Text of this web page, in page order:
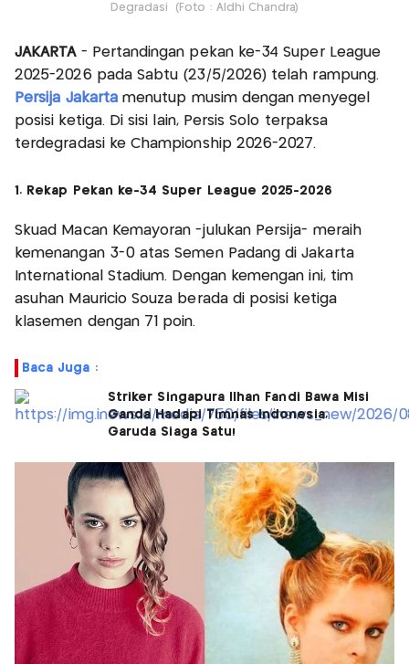
Degradasi (Foto : Aldhi Chandra)
JAKARTA- Pertandingan pekan ke-34 Super League
2025-2026 pada Sabtu (23/5/2026) telah rampung.
Persija Jakartamenutup musim dengan menyegel
posisi ketiga. Di sisi lain, Persis Solo terpaksa
terdegradasi ke Championship 2026-2027.
1. Rekap Pekan ke-34 Super League 2025-2026
Skuad Macan Kemayoran -julukan Persija- meraih
kemenangan 3-0 atas Semen Padang di Jakarta
International Stadium. Dengan kemengan ini, tim
asuhan Mauricio Souza berada di posisi ketiga
klasemen dengan 71 poin.
Baca Juga :
Striker Singapura Ilhan Fandi Bawa Misi
Ganda Hadapi Timnas Indonesia,
Garuda Siaga Satu!